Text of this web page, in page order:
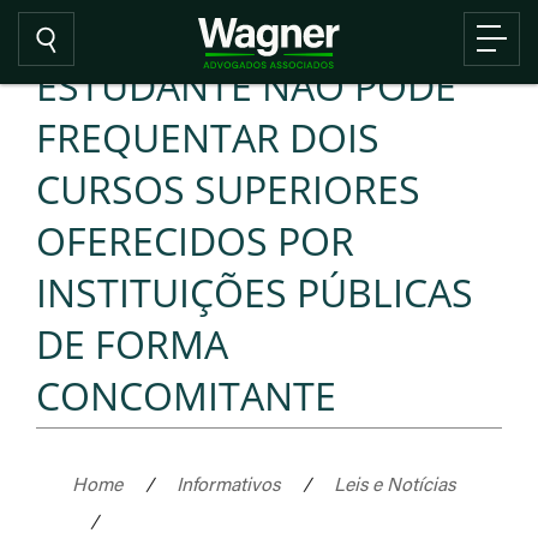
ESTUDANTE NÃO PODE
FREQUENTAR DOIS
CURSOS SUPERIORES
OFERECIDOS POR
INSTITUIÇÕES PÚBLICAS
DE FORMA
CONCOMITANTE
Home / Informativos /
Leis e Notícias
/